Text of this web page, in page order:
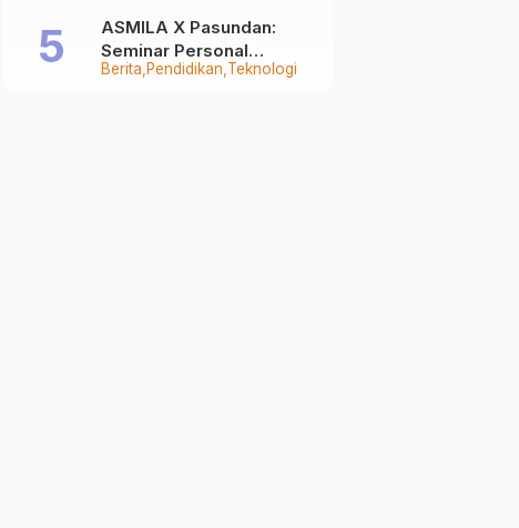
Berita Pendidikan Teknologi
ASMILA X Pasundan:
Seminar Personal
Branding dan Kreativitas